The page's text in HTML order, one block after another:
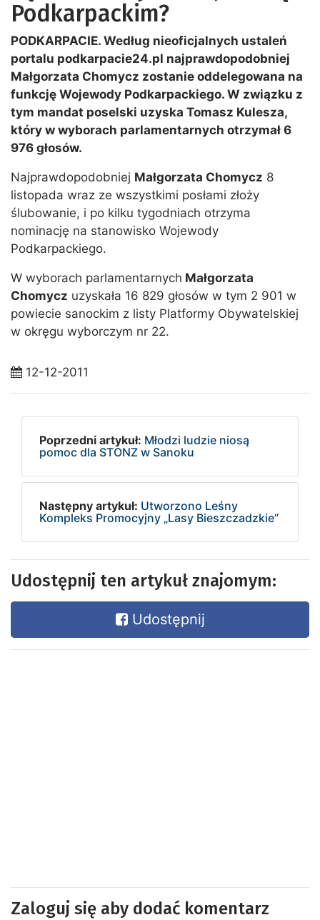
Podkarpackim?
PODKARPACIE. Według nieoficjalnych ustaleń
portalu podkarpacie24.pl najprawdopodobniej
Małgorzata Chomycz zostanie oddelegowana na
funkcję Wojewody Podkarpackiego. W związku z
tym mandat poselski uzyska Tomasz Kulesza,
który w wyborach parlamentarnych otrzymał 6
976 głosów.
Najprawdopodobniej Małgorzata Chomycz 8
listopada wraz ze wszystkimi posłami złoży
ślubowanie, i po kilku tygodniach otrzyma
nominację na stanowisko Wojewody
Podkarpackiego.
W wyborach parlamentarnych Małgorzata
Chomycz uzyskała 16 829 głosów w tym 2 901 w
powiecie sanockim z listy Platformy Obywatelskiej
w okręgu wyborczym nr 22.
12-12-2011
Poprzedni artykuł: Młodzi ludzie niosą
pomoc dla STONZ w Sanoku
Następny artykuł: Utworzono Leśny
Kompleks Promocyjny „Lasy Bieszczadzkie”
Udostępnij ten artykuł znajomym:
Udostępnij
Zaloguj się aby dodać komentarz